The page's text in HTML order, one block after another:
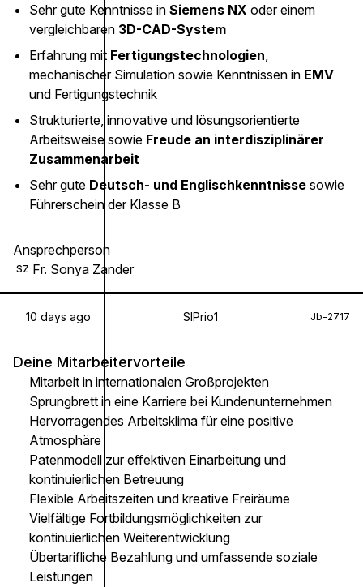
Sehr gute Kenntnisse in Siemens NX oder einem
vergleichbaren 3D-CAD-System
Erfahrung mit Fertigungstechnologien,
mechanischer Simulation sowie Kenntnissen in EMV
und Fertigungstechnik
Strukturierte, innovative und lösungsorientierte
Arbeitsweise sowie Freude an interdisziplinärer
Zusammenarbeit
Sehr gute Deutsch- und Englischkenntnisse sowie
Führerschein der Klasse B
Ansprechperson
SZ Fr. Sonya Zander
10 days ago SIPrio1 Jb-2717
Deine Mitarbeitervorteile
Mitarbeit in internationalen Großprojekten
Sprungbrett in eine Karriere bei Kundenunternehmen
Hervorragendes Arbeitsklima für eine positive
Atmosphäre
Patenmodell zur effektiven Einarbeitung und
kontinuierlichen Betreuung
Flexible Arbeitszeiten und kreative Freiräume
Vielfältige Fortbildungsmöglichkeiten zur
kontinuierlichen Weiterentwicklung
Übertarifliche Bezahlung und umfassende soziale
Leistungen